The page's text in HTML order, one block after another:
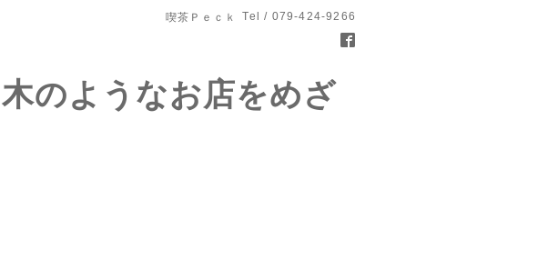
喫茶Ｐｅｃｋ Tel / 079-424-9266
のようなお店をめざ